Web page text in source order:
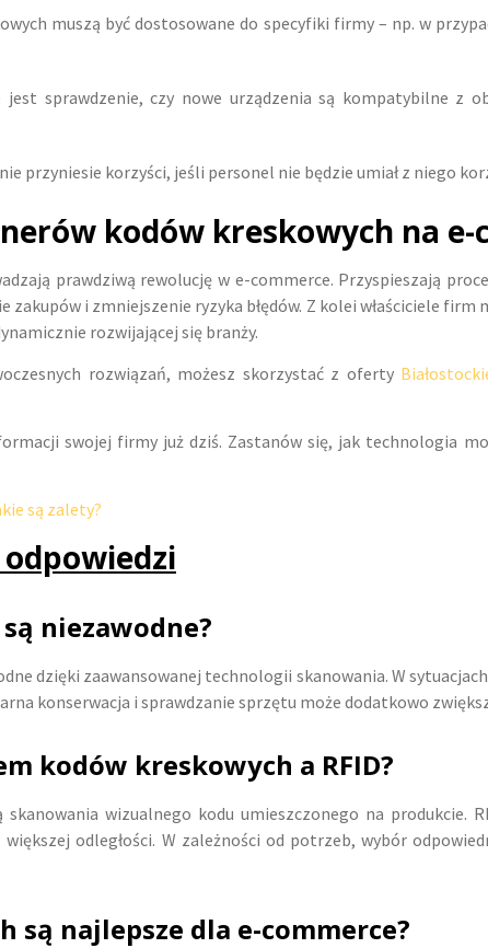
muszą być dostosowane do specyfiki firmy – np. w
jest sprawdzenie, czy nowe urządzenia są kompatybilne z
przyniesie korzyści, jeśli personel nie będzie umiał z niego
kodów kreskowych na
prawdziwą rewolucję w e-commerce. Przyspieszają
i zmniejszenie ryzyka błędów. Z kolei właściciele
rozwijającej się branży.
rozwiązań, możesz skorzystać z oferty
swojej firmy już dziś. Zastanów się, jak technologia
są zalety?
niezawodne?
dzięki zaawansowanej technologii skanowania. W
konserwacja i sprawdzanie sprzętu może dodatkowo
kodów kreskowych a RFID?
wizualnego kodu umieszczonego na produkcie.
odległości. W zależności od potrzeb, wybór
są najlepsze dla e-commerce?